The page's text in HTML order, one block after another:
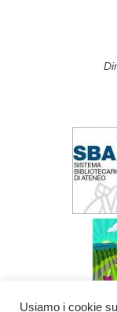
Usiamo i cookie